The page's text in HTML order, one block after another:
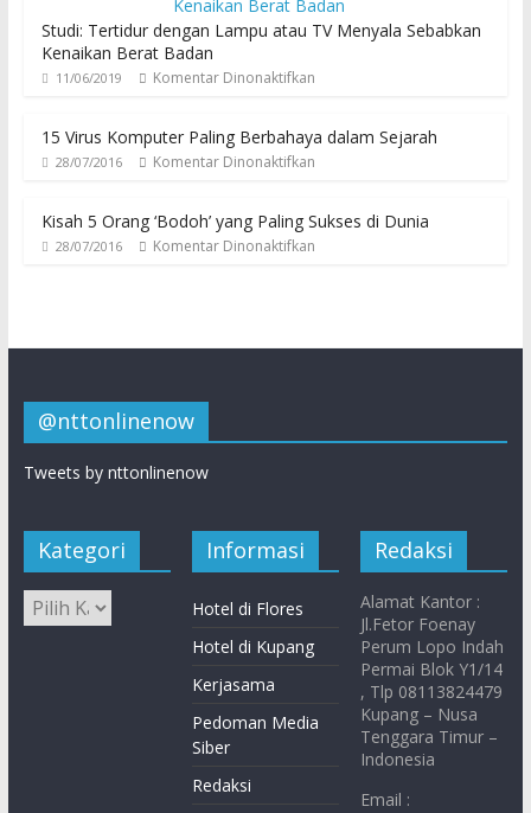
Studi: Tertidur dengan Lampu atau TV Menyala Sebabkan
Kenaikan Berat Badan
11/06/2019 Komentar Dinonaktifkan
15 Virus Komputer Paling Berbahaya dalam Sejarah
28/07/2016 Komentar Dinonaktifkan
Kisah 5 Orang ‘Bodoh’ yang Paling Sukses di Dunia
28/07/2016 Komentar Dinonaktifkan
@nttonlinenow
Tweets by nttonlinenow
Kategori Informasi
Hotel di Flores
Hotel di Kupang
Kerjasama
Pedoman Media
Siber
Redaksi
Redaksi
Alamat Kantor :
Jl.Fetor Foenay
Perum Lopo Indah
Permai Blok Y1/14
, Tlp 08113824479
Kupang – Nusa
Tenggara Timur –
Indonesia
Email :